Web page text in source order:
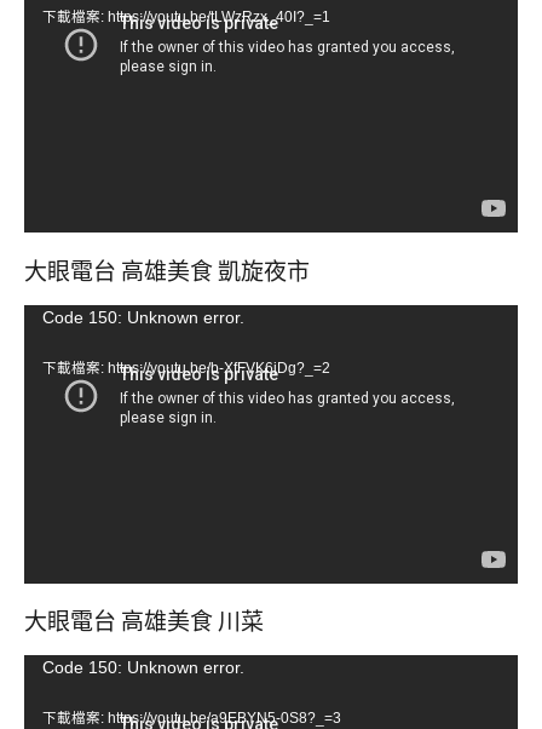
下載檔案: https://youtu.be/tLWzRzx_40I?_=1
大眼電台 高雄美食 凱旋夜市
視Code 150: Unknown error.
下載檔案: https://youtu.be/b-XfFVK6jDg?_=2
大眼電台 高雄美食 川菜
視Code 150: Unknown error.
下載檔案: https://youtu.be/a9EBYN5-0S8?_=3